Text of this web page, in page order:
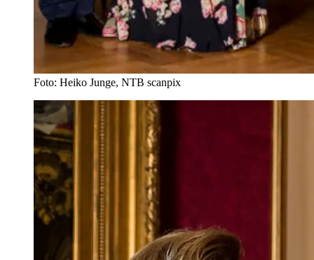
Foto: Heiko Junge, NTB scanpix